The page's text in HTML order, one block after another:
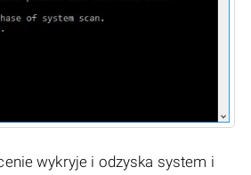
wykryje i odzyska system i